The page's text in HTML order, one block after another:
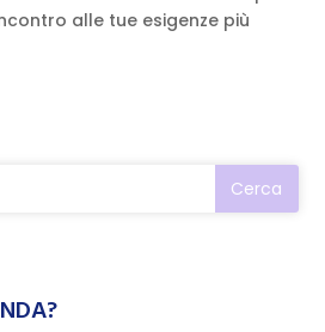
alle tue esigenze più